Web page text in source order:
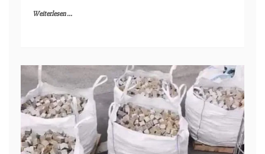
Weiterlesen ...